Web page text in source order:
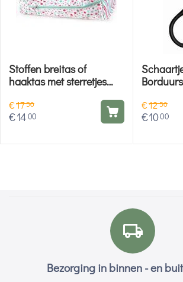
Stoffen breitas of
haaktas met sterretjes
€1750
€1400
€1250
€1000
Bezorging in binnen - en